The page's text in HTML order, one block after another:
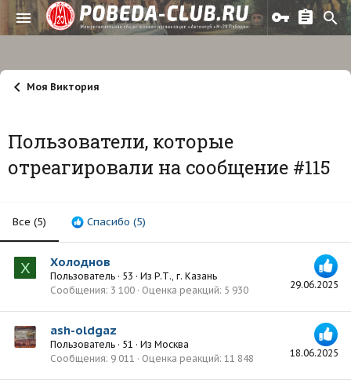
Моя Виктория
Пользователи, которые
отреагировали на сообщение #115
Все (5) Спасибо (5)
Х
29.06.2025
Холоднов
Пользователь · 53 · Из Р.Т., г. Казань
Сообщения 3 100 Оценка реакций 5 930
18.06.2025
ash-oldgaz
Пользователь · 51 · Из Москва
Сообщения 9 011 Оценка реакций 11 848